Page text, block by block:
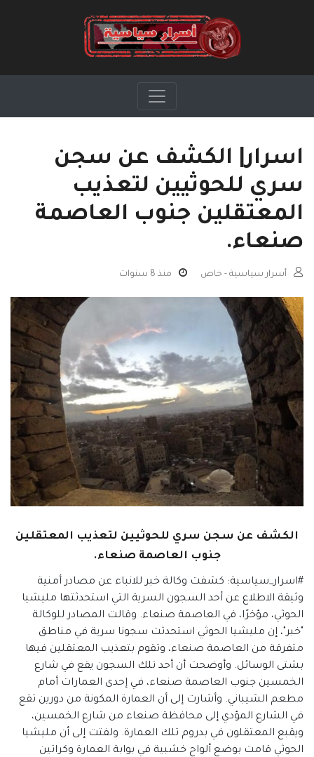
اسرار| الكشف عن سجن
سري للحوثيين لتعذيب
المعتقلين جنوب العاصمة
صنعاء.
أسرار سياسية - خاص منذ 8 سنوات
الكشف عن سجن سري للحوثيين لتعذيب المعتقلين
جنوب العاصمة صنعاء.
#اسرار_سياسية: كشفت وكالة خبر للانباء عن مصادر أمنية
وثيقة الاطلاع عن أحد السجون السرية التي استحدثتها مليشيا
الحوثي، مؤخرًا، في العاصمة صنعاء. وقالت المصادر للوكالة
"خبر"، إن مليشيا الحوثي استحدثت سجونا سرية في مناطق
متفرقة من العاصمة صنعاء، وتقوم بتعذيب المعتقلين فيها
بشتى الوسائل. وأوضحت أن أحد تلك السجون يقع في شارع
الخمسين جنوب العاصمة صنعاء، في إحدى العمارات أمام
مطعم الشيباني. وأشارت إلى أن العمارة المكونة من دورين تقع
في الشارع المؤدي إلى محافظة صنعاء من شارع الخمسين،
ويقبع المعتقلون في بدروم تلك العمارة. ولفتت إلى أن مليشيا
الحوثي قامت بوضع ألواح خشبية في بوابة العمارة وكراتين